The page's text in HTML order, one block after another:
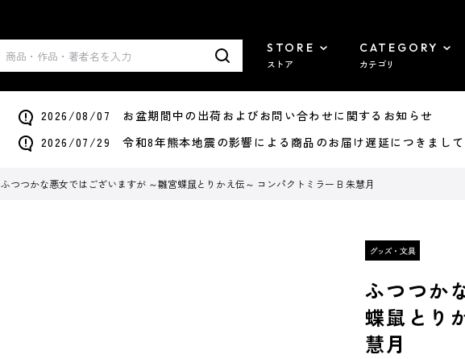
STORE
ストア
CATEGORY
カテゴリ
2026/08/07 お盆期間中の出荷およびお問い合わせに関するお知らせ
2026/07/29 令和8年熊本地震の影響による商品のお届け遅延につきまして
ふつつかな悪女ではございますが ～雛宮蝶鼠とりかえ伝～ コンパクトミラー B 朱慧月
ふつつか
蝶鼠とり
慧月